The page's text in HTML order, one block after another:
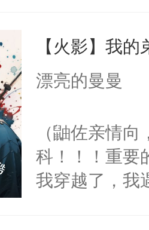
忘情道。他
棵草，爱一缕
之祸”他是所
想飞升》《
了个遍》《
终极受控，
【火影】我
漂亮的曼曼
（鼬佐亲情
科！！！重要
我穿越了，我